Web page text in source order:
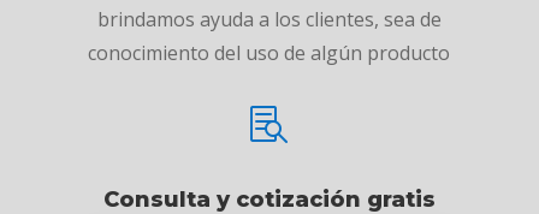
brindamos ayuda a los clientes, sea de
conocimiento del uso de algún producto

Consulta y cotización gratis